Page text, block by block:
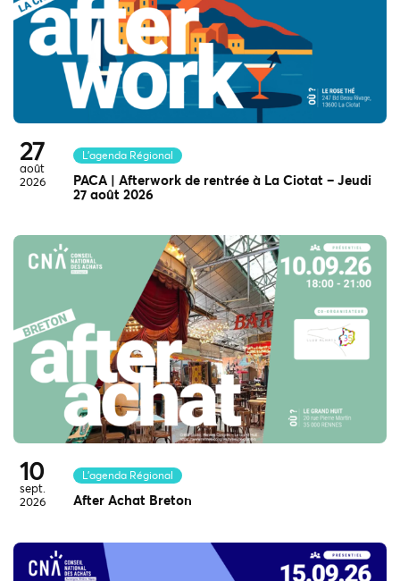
27
août
2026
L'agenda Régional
PACA | Afterwork de rentrée à La Ciotat – Jeudi
27 août 2026
10
sept.
2026
L'agenda Régional
After Achat Breton